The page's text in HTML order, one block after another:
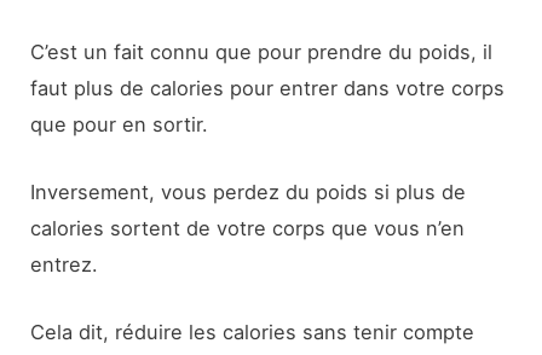
C’est un fait connu que pour prendre du poids, il
faut plus de calories pour entrer dans votre corps
que pour en sortir.
Inversement, vous perdez du poids si plus de
calories sortent de votre corps que vous n’en
entrez.
Cela dit, réduire les calories sans tenir compte